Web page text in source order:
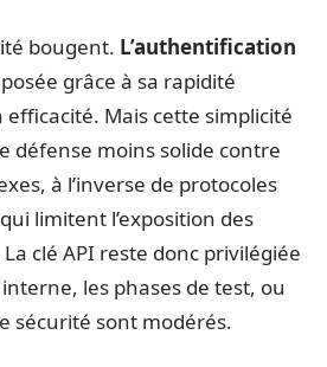
bougent. L’authentification
grâce à sa rapidité
efficacité. Mais cette simplicité
défense moins solide contre
à l’inverse de protocoles
qui limitent l’exposition des
clé API reste donc privilégiée
les phases de test, ou
sécurité sont modérés.